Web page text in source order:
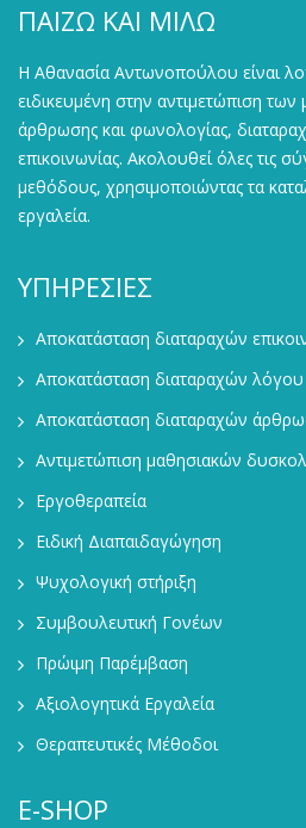
ΠΑΙΖΩ ΚΑΙ ΜΙΛΩ
Η Αθανασία Αντωνοπούλου είναι
ειδικευμένη στην αντιμετώπιση
άρθρωσης και φωνολογίας,
επικοινωνίας. Ακολουθεί όλες τις
μεθόδους, χρησιμοποιώντας τα
εργαλεία.
ΥΠΗΡΕΣΙΕΣ
Αποκατάσταση διαταραχών
Αποκατάσταση διαταραχών λόγου
Αποκατάσταση διαταραχών
Αντιμετώπιση μαθησιακών
Εργοθεραπεία
Ειδική Διαπαιδαγώγηση
Ψυχολογική στήριξη
Συμβουλευτική Γονέων
Πρώιμη Παρέμβαση
Αξιολογητικά Εργαλεία
Θεραπευτικές Μέθοδοι
E-SHOP